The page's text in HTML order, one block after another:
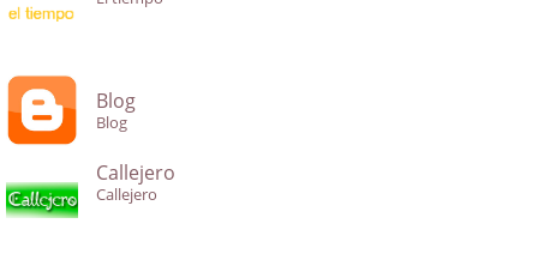
Blog
Blog
Callejero
Callejero